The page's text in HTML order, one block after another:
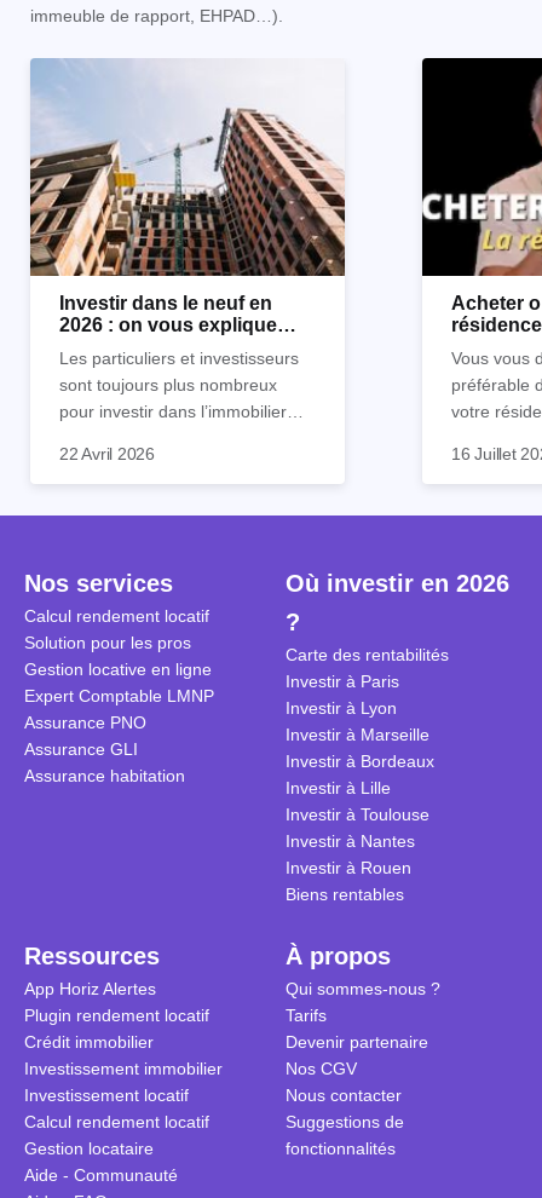
immeuble de rapport, EHPAD…).
Investir dans le neuf en
2026 : on vous explique
Les particuliers et investisseurs
sont toujours plus nombreux
pour investir dans l’immobilier
nombreux avantages à choisir ce
expliquons tout dans cet article.
22 Avril 2026
Acheter
Vous vous
préférable
votre
pour
la règle
secondes
fenêtres"
sécuriser
16 Juillet
Nos services
Calcul rendement locatif
Solution pour les pros
Gestion locative en ligne
Expert Comptable LMNP
Assurance PNO
Assurance GLI
Assurance habitation
Où investir en 2026
?
Carte des rentabilités
Investir à Paris
Investir à Lyon
Investir à Marseille
Investir à Bordeaux
Investir à Lille
Investir à Toulouse
Investir à Nantes
Investir à Rouen
Biens rentables
Ressources
App Horiz Alertes
Plugin rendement locatif
Crédit immobilier
Investissement immobilier
Investissement locatif
Calcul rendement locatif
Gestion locataire
Aide - Communauté
À propos
Qui sommes-nous ?
Tarifs
Devenir partenaire
Nos CGV
Nous contacter
Suggestions de
fonctionnalités